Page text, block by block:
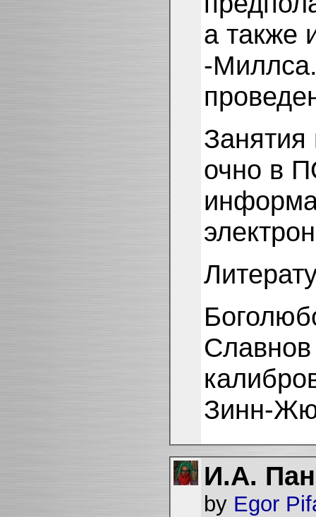
а также
-
Занятия
очно в
Зинн-
И.А.
by Egor